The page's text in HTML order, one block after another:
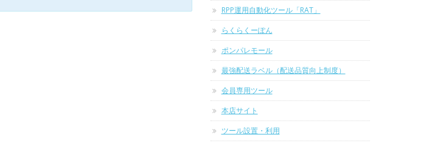
RPP運用自動化ツール「RAT」
らくらくーぽん
ポンパレモール
最強配送ラベル（配送品質向上制度）
会員専用ツール
本店サイト
ツール設置・利用